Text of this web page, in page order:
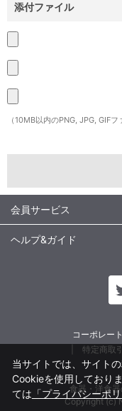
添付ファイル
（10MB以内のPNG, JPG, GIF
会員サービス
ヘルプ&ガイド
コーポレー
特定商取
食器・洋食器
Copyright (c)
当サイトでは、サイト
Cookieを使用しており
ては 「プライバシーポ